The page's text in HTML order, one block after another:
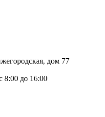
дом 77
8:00 до 16:00